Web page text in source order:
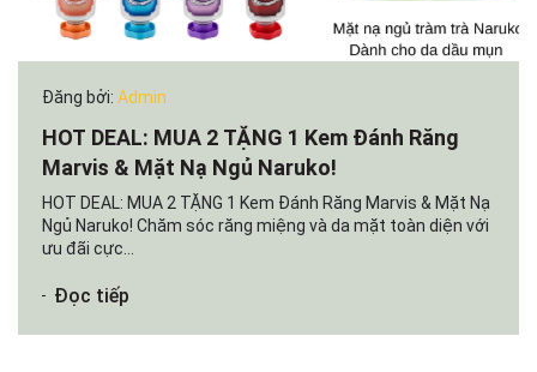
Đăng bởi: Admin
HOT DEAL: MUA 2 TẶNG 1 Kem Đánh Răng
Marvis & Mặt Nạ Ngủ Naruko!
HOT DEAL: MUA 2 TẶNG 1 Kem Đánh Răng Marvis & Mặt Nạ
Ngủ Naruko! Chăm sóc răng miệng và da mặt toàn diện với
ưu đãi cực...
Đọc tiếp